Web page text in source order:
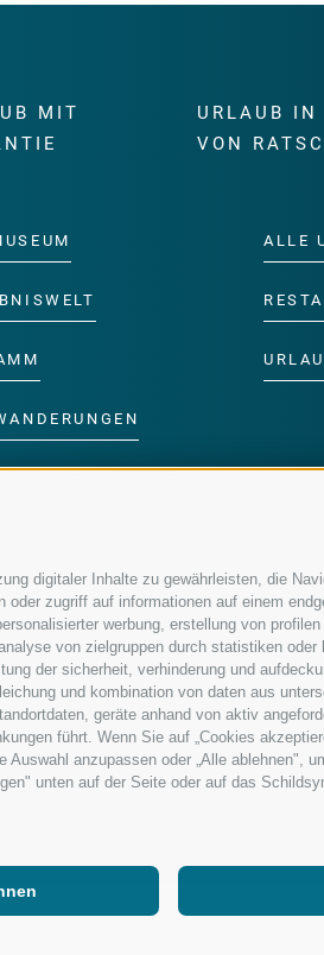
digitaler Inhalte zu gewährleisten, die
zugriff auf informationen auf einem
werbung, erstellung von
von zielgruppen durch statistiken oder
der sicherheit, verhinderung und
und kombination von daten aus
geräte anhand von aktiv
führt. Wenn Sie auf „Cookies
anzupassen oder „Alle ablehnen",
unten auf der Seite oder auf das
MIT
URLAUB IN
VON
ALLE